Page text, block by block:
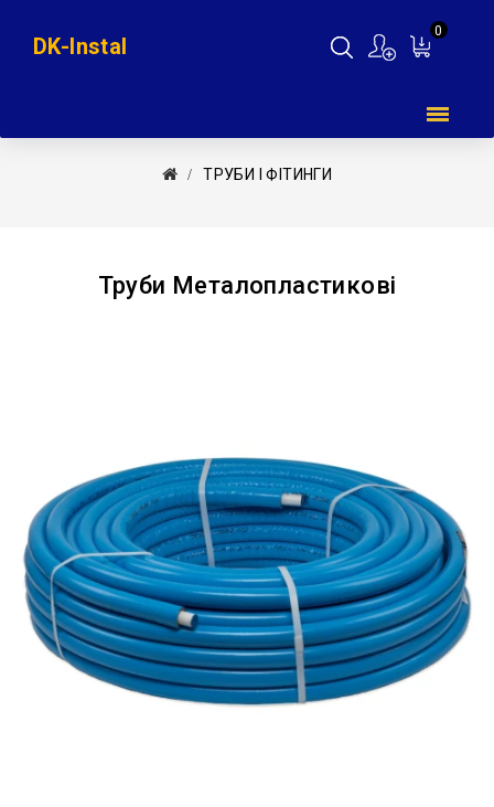
0
DK-Instal
ТРУБИ І ФІТИНГИ
Труби Металопластикові